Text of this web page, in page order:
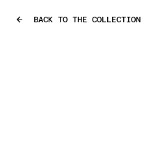
BACK TO THE COLLECTION